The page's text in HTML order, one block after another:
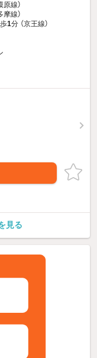
原線）
摩線）
1分 （京王線）
見る